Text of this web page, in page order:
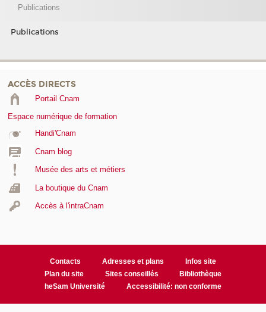
Publications
Publications
ACCÈS DIRECTS
Portail Cnam
Espace numérique de formation
Handi'Cnam
Cnam blog
Musée des arts et métiers
La boutique du Cnam
Accès à l'intraCnam
Contacts Adresses et plans
Infos site
Plan du site
Sites conseillés
Bibliothèque
heSam Université
Accessibilité: non conforme